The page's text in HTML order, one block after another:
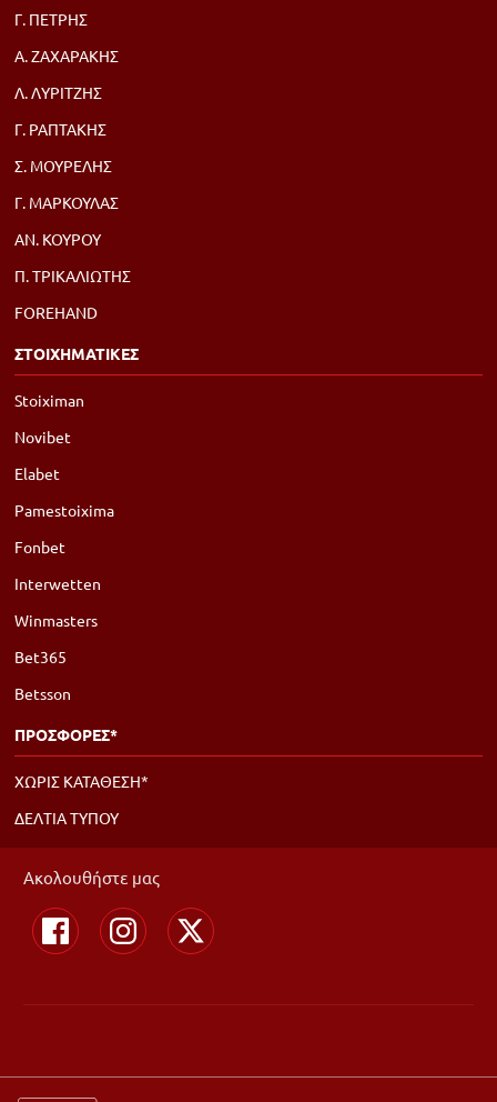
Γ. ΠΕΤΡΗΣ
Α. ΖΑΧΑΡΑΚΗΣ
Λ. ΛΥΡΙΤΖΗΣ
Γ. ΡΑΠΤΑΚΗΣ
Σ. ΜΟΥΡΕΛΗΣ
Γ. ΜΑΡΚΟΥΛΑΣ
ΑΝ. ΚΟΥΡΟΥ
Π. ΤΡΙΚΑΛΙΩΤΗΣ
FOREHAND
ΣΤΟΙΧΗΜΑΤΙΚΕΣ
Stoiximan
Novibet
Elabet
Pamestoixima
Fonbet
Interwetten
Winmasters
Bet365
Betsson
ΠΡΟΣΦΟΡΕΣ*
ΧΩΡΙΣ ΚΑΤΑΘΕΣΗ*
ΔΕΛΤΙΑ ΤΥΠΟΥ
Ακολουθήστε μας